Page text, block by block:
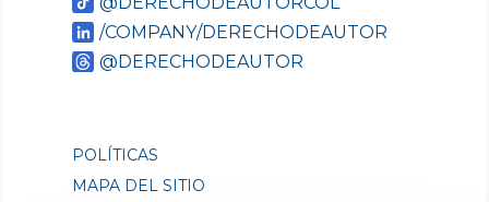
/COMPANY/DERECHODEAUTOR
@DERECHODEAUTOR
POLÍTICAS
MAPA DEL SITIO